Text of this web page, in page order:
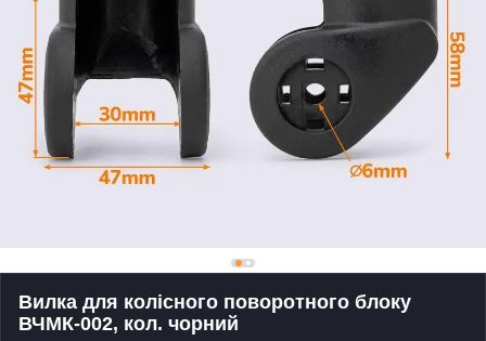
Вилка для колісного поворотного блоку
ВЧМК-002, кол. чорний